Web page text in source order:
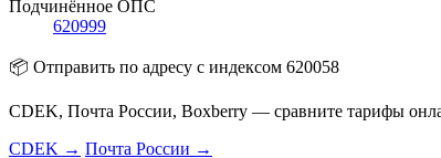
Подчинённое ОПС
620999
📦 Отправить по адресу с индексом 620058
CDEK, Почта России, Boxberry — сравните тарифы
CDEK → Почта России →